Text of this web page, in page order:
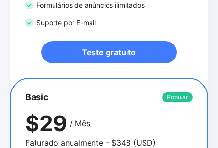
Formulários de anúncios ilimitados
Suporte por E-mail
Teste gratuito
Basic Popular
$29 / Mês
Faturado anualmente - $348 (USD)